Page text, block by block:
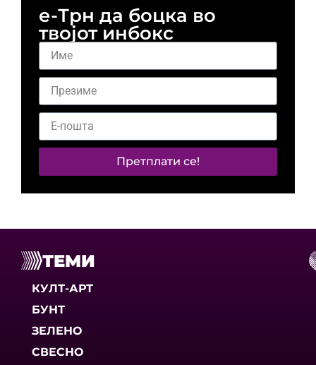
е-Трн да боцка во
твојот инбокс
Претплати се!
ТЕМИ
КУЛТ-АРТ
БУНТ
ЗЕЛЕНО
СВЕСНО